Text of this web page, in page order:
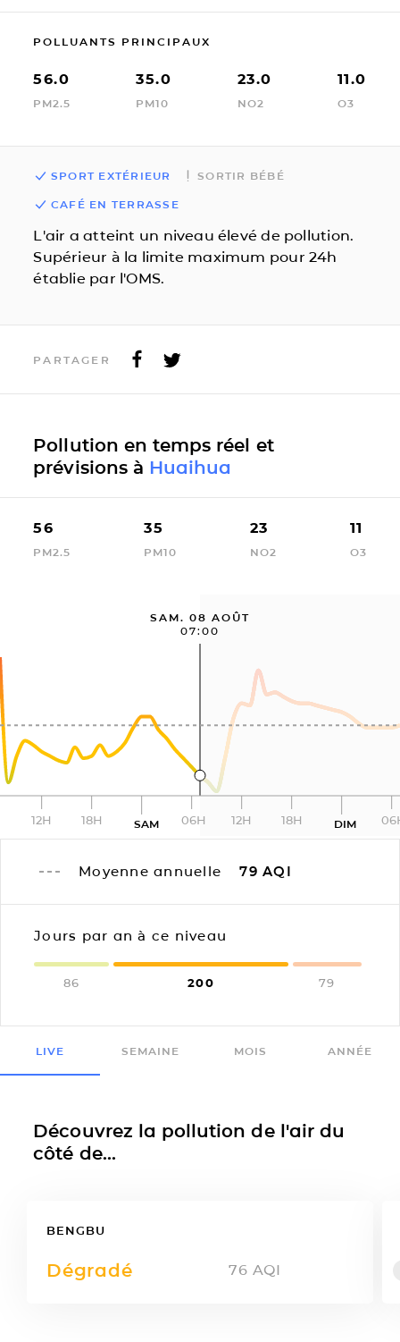
POLLUANTS PRINCIPAUX
56.0
PM2.5
35.0
PM10
23.0
NO2
11.0
O3
SPORT EXTÉRIEUR SORTIR BÉBÉ
CAFÉ EN TERRASSE
L'air a atteint un niveau élevé de pollution.
Supérieur à la limite maximum pour 24h
établie par l'OMS.
PARTAGER
Pollution en temps réel et
prévisions à Huaihua
56
PM2.5
35
PM10
23
NO2
11
O3
SAM. 08 AOÛT
07:00
12H 18H SAM 06H 12H 18H DIM
Moyenne annuelle 79 AQI
Jours par an à ce niveau
86 200 79
LIVE SEMAINE MOIS ANNÉE
Découvrez la pollution de l'air du
côté de...
BENGBU
Dégradé 76 AQI